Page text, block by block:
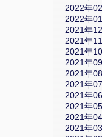
2022年
2022年
2021年
2021年
2021年
2021年
2021年
2021年
2021年
2021年
2021年
2021年